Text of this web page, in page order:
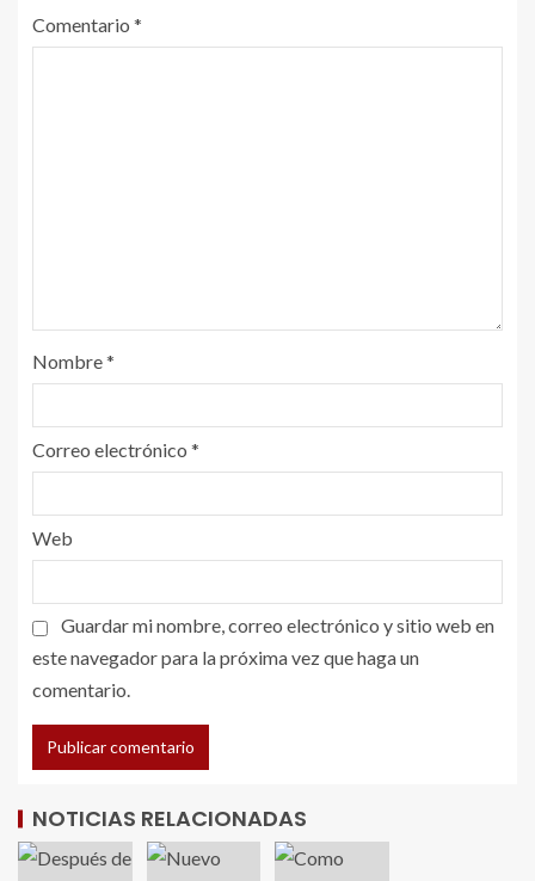
Comentario *
Nombre*
Correo electrónico *
Web
Guardar mi nombre, correo electrónico y sitio web en
este navegador para la próxima vez que haga un
comentario.
NOTICIAS RELACIONADAS